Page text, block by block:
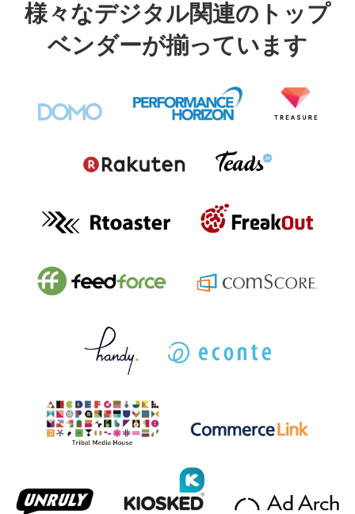
様々なデジタル関連のトップ
ベンダーが揃っています